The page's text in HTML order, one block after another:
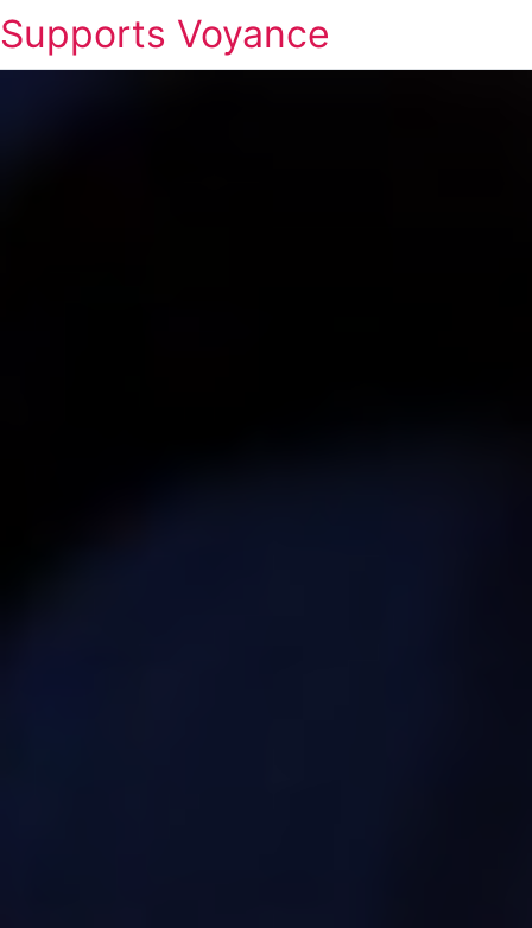
Supports Voyance